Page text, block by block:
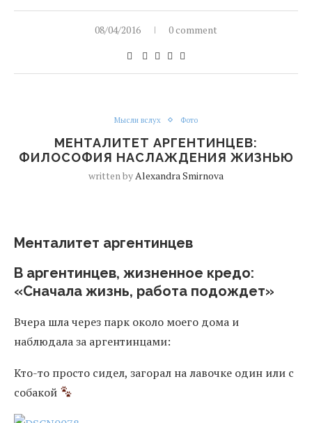
08/04/2016 0 comment
Мысли вслух Фото
МЕНТАЛИТЕТ АРГЕНТИНЦЕВ:
ФИЛОСОФИЯ НАСЛАЖДЕНИЯ ЖИЗНЬЮ
written by Alexandra Smirnova
Менталитет аргентинцев
В аргентинцев, жизненное кредо:
«Сначала жизнь, работа подождет»
Вчера шла через парк около моего дома и
наблюдала за аргентинцами:
Кто-то просто сидел, загорал на лавочке один или с
собакой